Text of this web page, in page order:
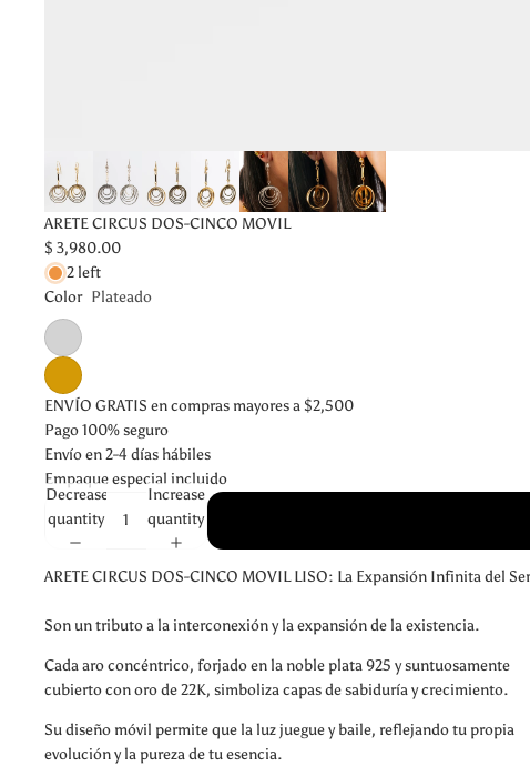
ARETE CIRCUS DOS-CINCO MOVIL
$ 3,980.00
2 left
Color Plateado
ENVÍO GRATIS en compras mayores a $2,500
Pago 100% seguro
Envío en 2-4 días hábiles
Empaque especial incluido
Decrease
quantity
Increase
quantity
ARETE CIRCUS DOS-CINCO MOVIL LISO: La Expansión Infinita del Ser
Son un tributo a la interconexión y la expansión de la existencia.
Cada aro concéntrico, forjado en la noble plata 925 y suntuosamente
cubierto con oro de 22K, simboliza capas de sabiduría y crecimiento.
Su diseño móvil permite que la luz juegue y baile, reflejando tu propia
evolución y la pureza de tu esencia.